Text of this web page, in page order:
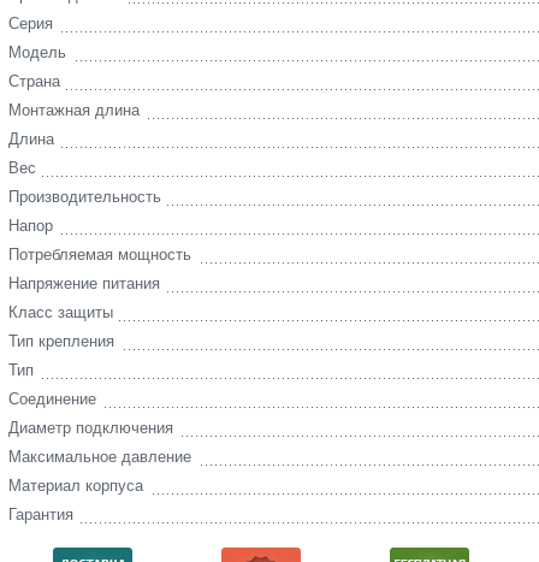
Серия
Модель
Страна
Монтажная длина
Длина
Вес
Производительность
Напор
Потребляемая мощность
Напряжение питания
Класс защиты
Тип крепления
Тип
Соединение
Диаметр подключения
Максимальное давление
Материал корпуса
Гарантия